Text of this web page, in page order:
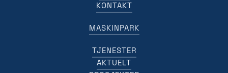
MASKINPARK
TJENESTER
AKTUELT
KONTAKT